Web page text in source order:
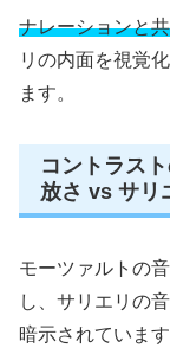
ナレーションと
リの内面を視覚
ます。
コントラス
放さ vs サリ
モーツァルトの
し、サリエリの
暗示されています